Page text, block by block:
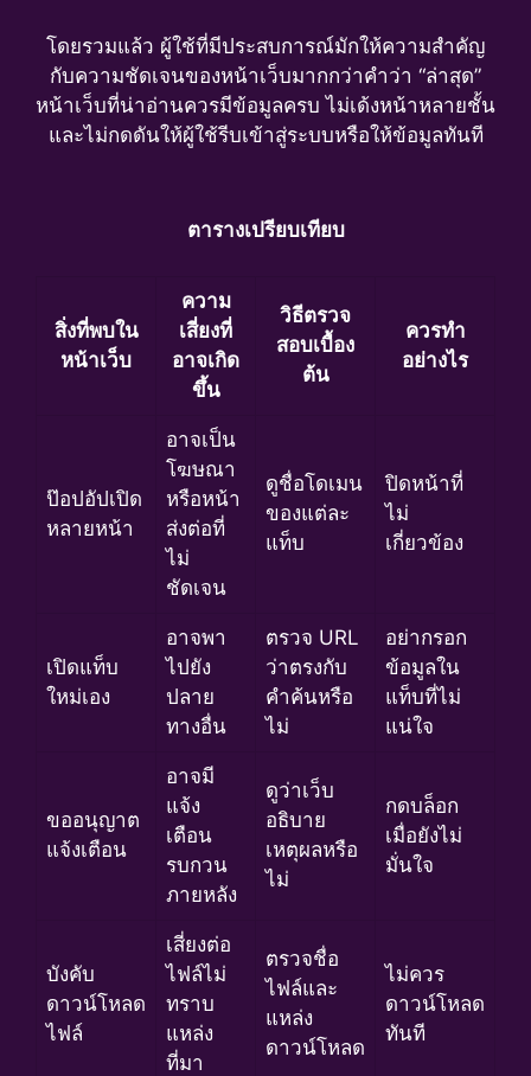
โดยรวมแล้ว ผู้ใช้ที่มีประสบการณ์มักให้ความสำคัญ
กับความชัดเจนของหน้าเว็บมากกว่าคำว่า “ล่าสุด”
หน้าเว็บที่น่าอ่านควรมีข้อมูลครบ ไม่เด้งหน้าหลายชั้น
และไม่กดดันให้ผู้ใช้รีบเข้าสู่ระบบหรือให้ข้อมูลทันที
ตารางเปรียบเทียบ
สิ่งที่พบใน
หน้าเว็บ
ความ
เสี่ยงที่
อาจเกิด
ขึ้น
วิธีตรวจ
สอบเบื้อง
ต้น
ควรทำ
อย่างไร
ป๊อปอัปเปิด
หลายหน้า
อาจเป็น
โฆษณา
หรือหน้า
ส่งต่อที่
ไม่
ชัดเจน
ดูชื่อโดเมน
ของแต่ละ
แท็บ
ปิดหน้าที่
ไม่
เกี่ยวข้อง
เปิดแท็บ
ใหม่เอง
อาจพา
ไปยัง
ปลาย
ทางอื่น
ตรวจ URL
ว่าตรงกับ
คำค้นหรือ
ไม่
อย่ากรอก
ข้อมูลใน
แท็บที่ไม่
แน่ใจ
ขออนุญาต
แจ้งเตือน
อาจมี
แจ้ง
เตือน
รบกวน
ภายหลัง
ดูว่าเว็บ
อธิบาย
เหตุผลหรือ
ไม่
กดบล็อก
เมื่อยังไม่
มั่นใจ
บังคับ
ดาวน์โหลด
ไฟล์
เสี่ยงต่อ
ไฟล์ไม่
ทราบ
แหล่ง
ที่มา
ตรวจชื่อ
ไฟล์และ
แหล่ง
ดาวน์โหลด
ไม่ควร
ดาวน์โหลด
ทันที